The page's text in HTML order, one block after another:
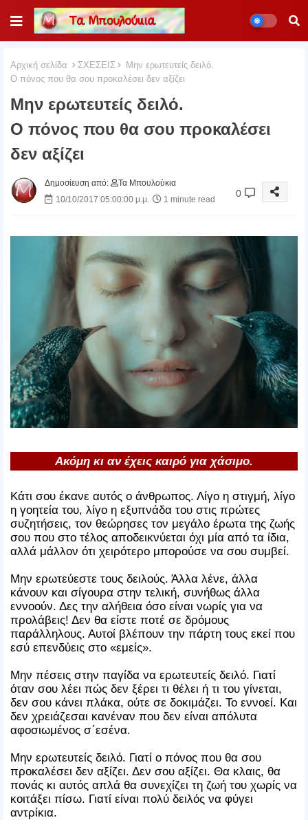
Αρχική σελίδα ΣΧΕΣΕΙΣ
Μην ερωτευτείς δειλό.
Ο πόνος που θα σου προκαλέσει δεν αξίζει
Μην ερωτευτείς δειλό.
Ο πόνος που θα σου προκαλέσει
δεν αξίζει
Δημοσίευση από:
Τα Μπουλούκια
10/10/2017 05:00:00 μ.μ.
1 minute read
0
Ακόμη κι αν έχεις καιρό για χάσιμο.
Κάτι σου έκανε αυτός ο άνθρωπος. Λίγο η στιγμή, λίγο
η γοητεία του, λίγο η εξυπνάδα του στις πρώτες
συζητήσεις, τον θεώρησες τον μεγάλο έρωτα της ζωής
σου που στο τέλος αποδεικνύεται όχι μία από τα ίδια,
αλλά μάλλον ότι χειρότερο μπορούσε να σου συμβεί.
Μην ερωτεύεστε τους δειλούς. Άλλα λένε, άλλα
κάνουν και σίγουρα στην τελική, συνήθως άλλα
εννοούν. Δες την αλήθεια όσο είναι νωρίς για να
προλάβεις! Δεν θα είστε ποτέ σε δρόμους
παράλληλους. Αυτοί βλέπουν την πάρτη τους εκεί που
εσύ επενδύεις στο «εμείς».
Μην πέσεις στην παγίδα να ερωτευτείς δειλό. Γιατί
όταν σου λέει πώς δεν ξέρει τι θέλει ή τι του γίνεται,
δεν σου κάνει πλάκα, ούτε σε δοκιμάζει. Το εννοεί. Και
δεν χρειάζεσαι κανέναν που δεν είναι απόλυτα
αφοσιωμένος σ΄εσένα.
Μην ερωτευτείς δειλό. Γιατί ο πόνος που θα σου
προκαλέσει δεν αξίζει. Δεν σου αξίζει. Θα κλαις, θα
πονάς κι αυτός απλά θα συνεχίζει τη ζωή του χωρίς να
κοιτάξει πίσω. Γιατί είναι πολύ δειλός να φύγει
αντρίκια.